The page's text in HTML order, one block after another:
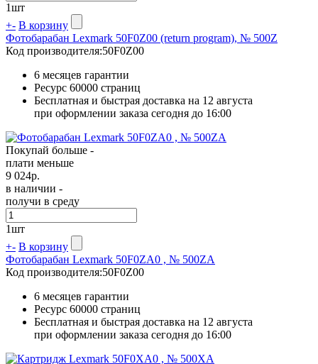
1шт
+- В корзину
Фотобарабан Lexmark 50F0Z00 (return program), № 500Z
Код производителя:50F0Z00
6 месяцев гарантии
Ресурс 60000 страниц
Бесплатная и быстрая доставка на 12 августа
при оформлении заказа сегодня до 16:00
Покупай больше -
плати меньше
9 024р.
в наличии -
получи в среду
1шт
+- В корзину
Фотобарабан Lexmark 50F0ZA0 , № 500ZA
Код производителя:50F0Z00
6 месяцев гарантии
Ресурс 60000 страниц
Бесплатная и быстрая доставка на 12 августа
при оформлении заказа сегодня до 16:00